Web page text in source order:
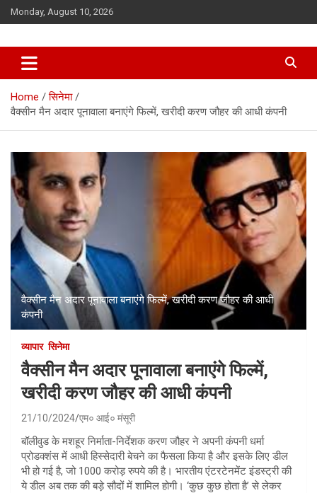
Skip
to
Monday, August 10, 2026
Home
सिनेमा
वैक्सीन मैन अदार पूनावाला बनाएंगे फिल्में, खरीदी करण जौहर की आधी कंपनी
वैक्सीन मैन अदार पूनावाला बनाएंगे फिल्में, खरीदी करण जौहर की आधी
कंपनी
व्यापार सिनेमा
वैक्सीन मैन अदार पूनावाला बनाएंगे फिल्में,
खरीदी करण जौहर की आधी कंपनी
21/10/2024 एम० आई० मंसूरी
बॉलीवुड के मशहूर निर्माता-निर्देशक करण जौहर ने अपनी कंपनी धर्मा
प्रोडक्शंस में आधी हिस्सेदारी बेचने का फैसला किया है और इसके लिए डील
भी हो गई है, जो 1000 करोड़ रुपये की है। भारतीय एंटरटेनमेंट इंडस्ट्री की
ये डील अब तक की बड़े सौदों में शामिल होगी। ‘कुछ कुछ होता है’ से लेकर